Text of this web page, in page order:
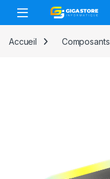
Skip to navigation
Skip to content
Accueil Composants